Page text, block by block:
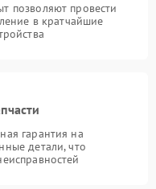
позволяют провести
в кратчайшие
гарантия на
детали, что